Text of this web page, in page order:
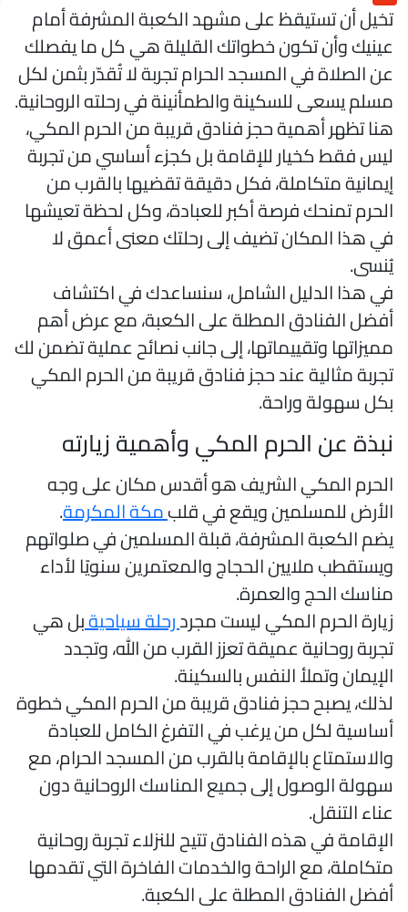
أن تستيقظ على مشهد الكعبة المشرفة أمام
وأن تكون خطواتك القليلة هي كل ما يفصلك
الصلاة في المسجد الحرام تجربة لا تُقدّر بثمن لكل
يسعى للسكينة والطمأنينة في رحلته الروحانية.
تظهر أهمية حجز فنادق قريبة من الحرم المكي،
فقط كخيار للإقامة بل كجزء أساسي من تجربة
متكاملة، فكل دقيقة تقضيها بالقرب من
تمنحك فرصة أكبر للعبادة، وكل لحظة تعيشها
هذا المكان تضيف إلى رحلتك معنى أعمق لا
هذا الدليل الشامل، سنساعدك في اكتشاف
الفنادق المطلة على الكعبة، مع عرض أهم
وتقييماتها، إلى جانب نصائح عملية تضمن لك
مثالية عند حجز فنادق قريبة من الحرم المكي
سهولة وراحة.
عن الحرم المكي وأهمية زيارته
المكي الشريف هو أقدس مكان على وجه
للمسلمين ويقع في قلبمكة المكرمة.
الكعبة المشرفة، قبلة المسلمين في صلواتهم
ملايين الحجاج والمعتمرين سنويًا لأداء
الحج والعمرة.
الحرم المكي ليست مجردرحلة سياحيةبل هي
روحانية عميقة تعزز القرب من الله، وتجدد
وتملأ النفس بالسكينة.
يصبح حجز فنادق قريبة من الحرم المكي خطوة
لكل من يرغب في التفرغ الكامل للعبادة
بالإقامة بالقرب من المسجد الحرام، مع
الوصول إلى جميع المناسك الروحانية دون
التنقل.
في هذه الفنادق تتيح للنزلاء تجربة روحانية
مع الراحة والخدمات الفاخرة التي تقدمها
الفنادق المطلة على الكعبة.